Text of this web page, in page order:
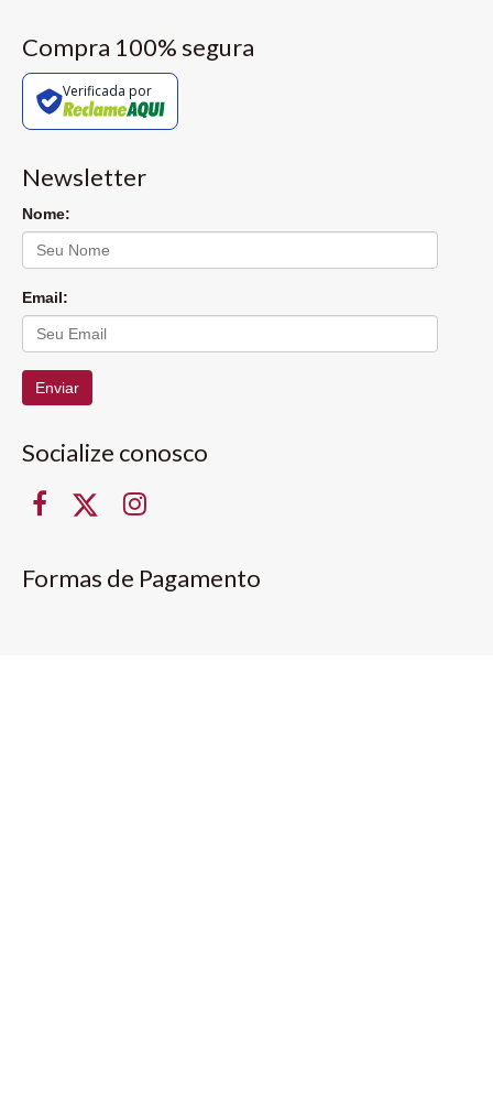
Compra 100% segura
Verificada por
Newsletter
Nome:
Email:
Enviar
Socialize conosco
Formas de Pagamento